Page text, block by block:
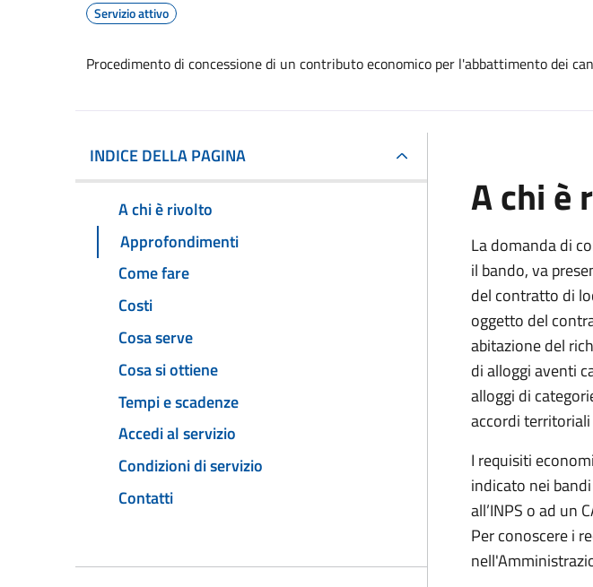
Servizio attivo
Procedimento di concessione di un contributo economico per l'abbattimento dei
INDICE DELLA PAGINA
A chi è rivolto
Approfondimenti
Come fare
Costi
Cosa serve
Cosa si ottiene
Tempi e scadenze
Accedi al servizio
Condizioni di servizio
Contatti
A chi è
La domanda di
il bando, va
del contratto di
oggetto del
abitazione del
di alloggi aventi
alloggi di
accordi
I requisiti
indicato nei
all’INPS o ad un
Per conoscere i